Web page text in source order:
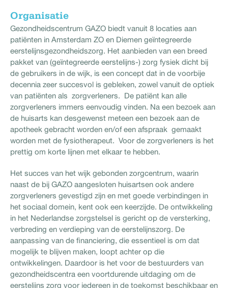
Organisatie
Gezondheidscentrum GAZO biedt vanuit 8 locaties aan
patiënten in Amsterdam ZO en Diemen geïntegreerde
eerstelijnsgezondheidszorg. Het aanbieden van een breed
pakket van (geïntegreerde eerstelijns-) zorg fysiek dicht bij
de gebruikers in de wijk, is een concept dat in de voorbije
decennia zeer succesvol is gebleken, zowel vanuit de optiek
van patiënten als zorgverleners. De patiënt kan alle
zorgverleners immers eenvoudig vinden. Na een bezoek aan
de huisarts kan desgewenst meteen een bezoek aan de
apotheek gebracht worden en/of een afspraak gemaakt
worden met de fysiotherapeut. Voor de zorgverleners is het
prettig om korte lijnen met elkaar te hebben.
Het succes van het wijk gebonden zorgcentrum, waarin
naast de bij GAZO aangesloten huisartsen ook andere
zorgverleners gevestigd zijn en met goede verbindingen in
het sociaal domein, kent ook een keerzijde. De ontwikkeling
in het Nederlandse zorgstelsel is gericht op de versterking,
verbreding en verdieping van de eerstelijnszorg. De
aanpassing van de financiering, die essentieel is om dat
mogelijk te blijven maken, loopt achter op die
ontwikkelingen. Daardoor is het voor de bestuurders van
gezondheidscentra een voortdurende uitdaging om de
eerstelijns zorg voor iedereen in de toekomst beschikbaar en